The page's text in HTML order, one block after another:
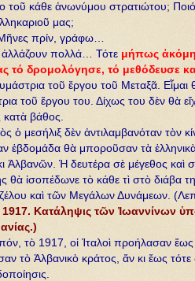
τοῦ κάθε ἀνωνύμου στρατιώτου;
μας;
πρίν, γράφω…
ἀλλάζουν πολλά… Τότε μήπως ἀκόμη
τό δρομολόγησε, τό μεθόδευσε
τοῦ ἔργου τοῦ Μεταξᾶ. Εἶμαι
τοῦ ἔργου του. Δίχως του δὲν θὰ
κατὰ βάθος.
ὁ μεσήλιξ δὲν ἀντιλαμβανόταν τὸν
ἑβδομάδα θὰ μποροῦσαν τὰ
Ἀλβανῶν. Ἡ δευτέρα σὲ μέγεθος καὶ
θὰ ἰσοπέδωνε τὸ κάθε τὶ στὸ διάβα
καὶ τῶν Μεγάλων Δυνάμεων.
1917. Κατάληψις τῶν Ἰωαννίνων
τὸ 1917, οἱ Ἰταλοὶ προήλασαν
τὸ Ἀλβανικὸ κράτος, ἄν κι ἔως